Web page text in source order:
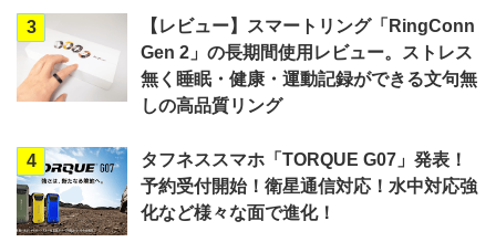
3
【レビュー】スマートリング「RingConn
Gen 2」の長期間使用レビュー。ストレス
無く睡眠・健康・運動記録ができる文句無
しの高品質リング
4
タフネススマホ「TORQUE G07」発表！
予約受付開始！衛星通信対応！水中対応強
化など様々な面で進化！